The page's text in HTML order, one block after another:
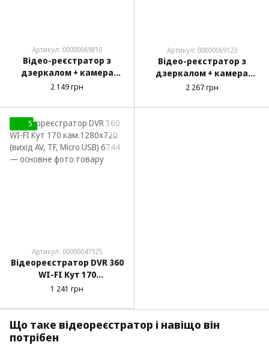
Артикул: 00000069810
Відео-реєстратор з
дзеркалом + камера
заднього виду HOCO DI36
камери/1920*1080/16Б/40
0 мАч/Black
2 149 грн
Артикул: 00000069123
Відео-реєстратор з
дзеркалом + камера
заднього виду HOCO DV4
ГБ/200 мАч/
2 267 грн
5
Артикул: 00000047925
Відеореєстратор DVR 360
WI-FI Кут 170
кам.1280x720 (вихід AV,
1 241 грн
Що таке відеореєстратор і навіщо він
потрібен